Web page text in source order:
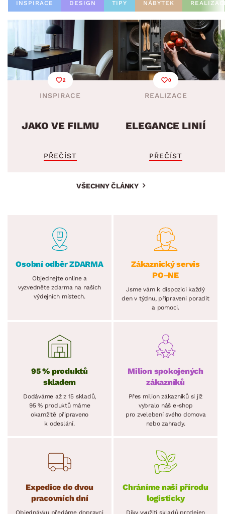
INSPIRACE DESIGN TIPY NÁBYTEK
2
INSPIRACE
JAKO VE FILMU
PŘEČÍST
0
REALIZACE
ELEGANCE LINIÍ
PŘEČÍST
VŠECHNY ČLÁNKY
Osobní odběr ZDARMA
Objednejte online a
vyzvedněte zdarma na našich
výdejních místech.
Zákaznický servis
PO–NE
Jsme vám k dispozici každý
den v týdnu, připraveni poradit
a pomoci.
95 % produktů
skladem
Dodáváme až z 15 skladů,
95 % produktů máme
okamžitě připraveno
k odeslání.
Milion spokojených
zákazníků
Přes milion zákazníků si již
vybralo náš e-shop
pro zvelebení svého domova
nebo zahrady.
Expedice do dvou
pracovních dní
Objednávku předáme dopravci
Chráníme naši přírodu
logisticky
Díky využití skladů prodejen